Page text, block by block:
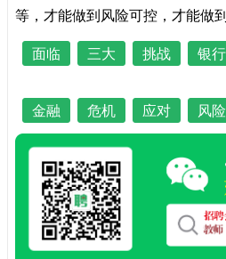
等，才能做到风险可控，才能做
面临 三大 挑战 银
金融 危机 应对 风险